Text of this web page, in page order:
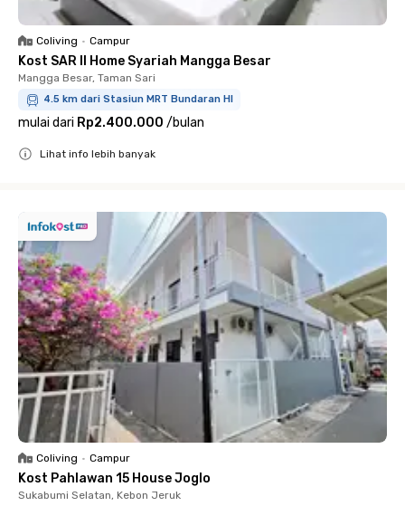
Coliving • Campur
Kost SAR II Home Syariah Mangga Besar
Mangga Besar, Taman Sari
4.5 km dari Stasiun MRT Bundaran HI
mulai dari Rp2.400.000 /bulan
Lihat info lebih banyak
Coliving • Campur
Kost Pahlawan 15 House Joglo
Sukabumi Selatan, Kebon Jeruk